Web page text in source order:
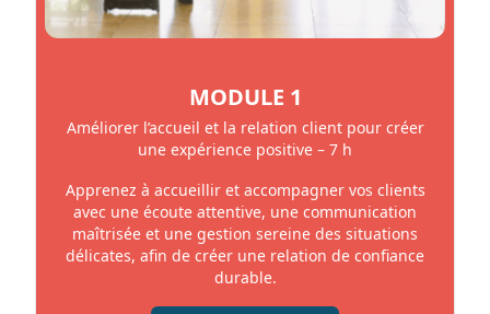
MODULE 1
Améliorer l’accueil et la relation client pour créer
une expérience positive – 7 h
Apprenez à accueillir et accompagner vos clients
avec une écoute attentive, une communication
maîtrisée et une gestion sereine des situations
délicates, afin de créer une relation de confiance
durable.